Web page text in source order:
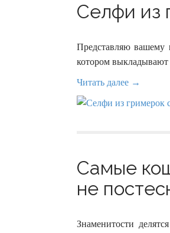
Селфи из
Представляю вашему
котором выкладывают
Читать далее →
Самые
не
Знаменитости